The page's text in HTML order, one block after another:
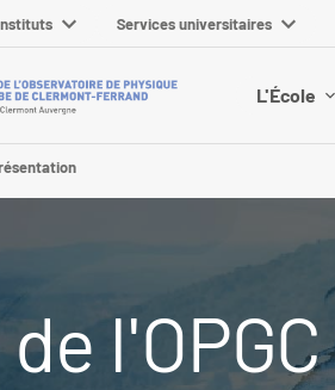
Services universitaires
L'École
l'OPGC